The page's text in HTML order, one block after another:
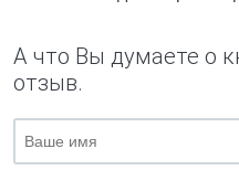
А что Вы думаете о
отзыв.